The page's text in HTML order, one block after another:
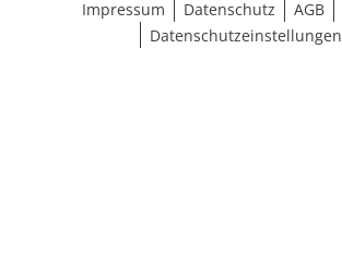
Impressum
Datenschutz AGB
Datenschutzeinstellungen